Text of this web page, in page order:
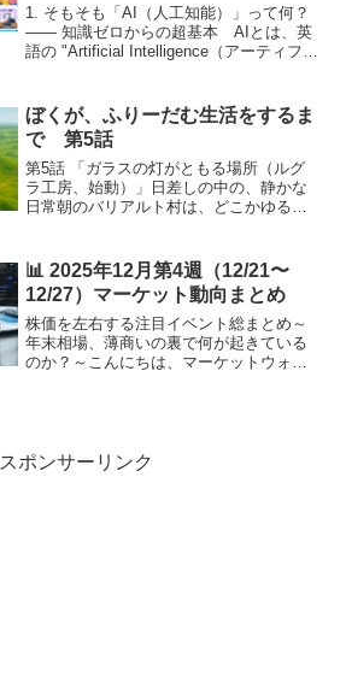
Claude）徹底比較＆生活活用術
まで
1. そもそも「AI（人工知能）」って何？
―― 知識ゼロからの超基本 AIとは、英
語の "Artificial Intelligence（アーティフィ
っと噛み砕い...
ぼくが、ふりーだむ生活をするま
で 第5話
第5話 「ガラスの灯がともる場所（ルグ
ラ工房、始動）」日差しの中の、静かな
日常朝のバリアルト村は、どこかゆるや
が、広場を抜ける風に溶けた。パン屋の
前を掃除する老夫婦、牛を...
📊 2025年12月第4週（12/21〜
12/27）マーケット動向まとめ
株価を左右する注目イベント総まとめ～
年末相場、薄商いの裏で何が起きている
のか？～こんにちは、マーケットウォッ
スポンサーリンク